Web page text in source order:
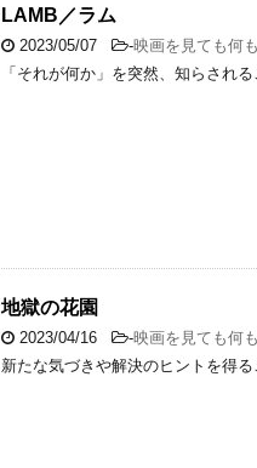
LAMB／ラム
2023/05/07 -映画を見ても何
「それが何か」を突然、知らされる
地獄の花園
2023/04/16 -映画を見ても何
新たな気づきや解決のヒントを得る